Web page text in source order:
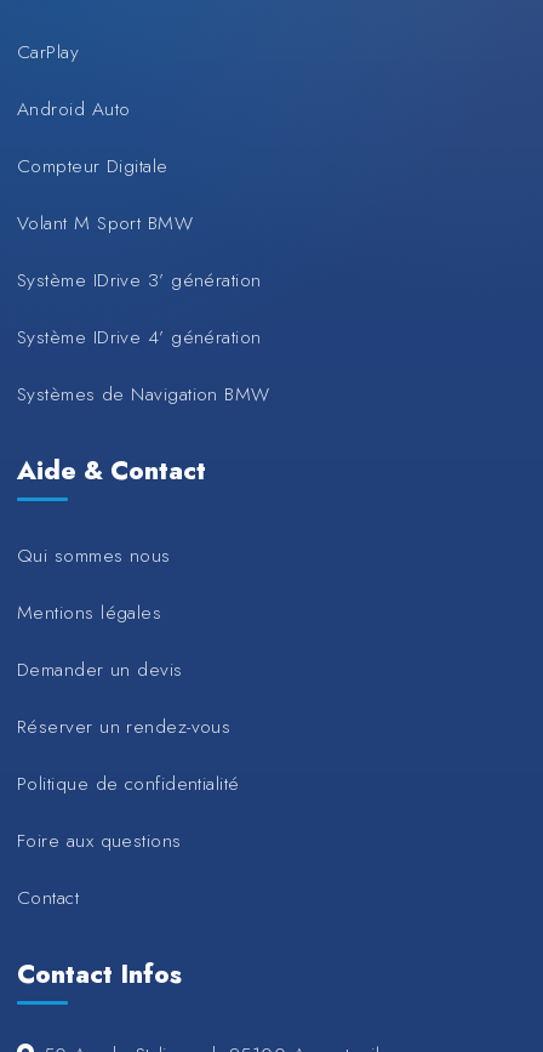
CarPlay
Android Auto
Compteur Digitale
Volant M Sport BMW
Système IDrive 3’ génération
Système IDrive 4’ génération
Systèmes de Navigation BMW
Aide & Contact
Qui sommes nous
Mentions légales
Demander un devis
Réserver un rendez-vous
Politique de confidentialité
Foire aux questions
Contact
Contact Infos